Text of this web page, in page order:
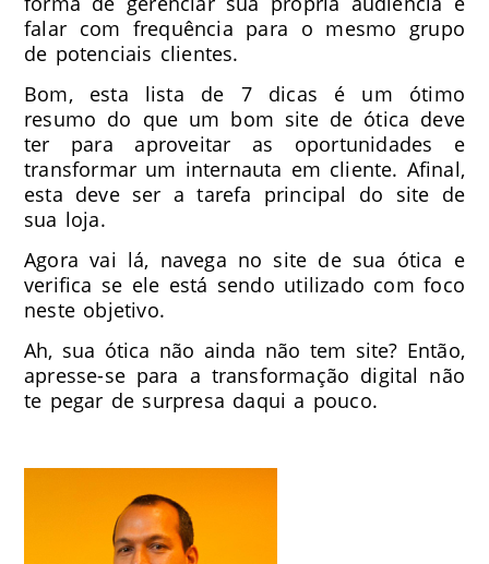
falar com frequência para o mesmo grupo
de potenciais clientes.
Bom, esta lista de 7 dicas é um ótimo
resumo do que um bom site de ótica deve
ter para aproveitar as oportunidades e
transformar um internauta em cliente. Afinal,
esta deve ser a tarefa principal do site de
sua loja.
Agora vai lá, navega no site de sua ótica e
verifica se ele está sendo utilizado com foco
neste objetivo.
Ah, sua ótica não ainda não tem site? Então,
apresse-se para a transformação digital não
te pegar de surpresa daqui a pouco.